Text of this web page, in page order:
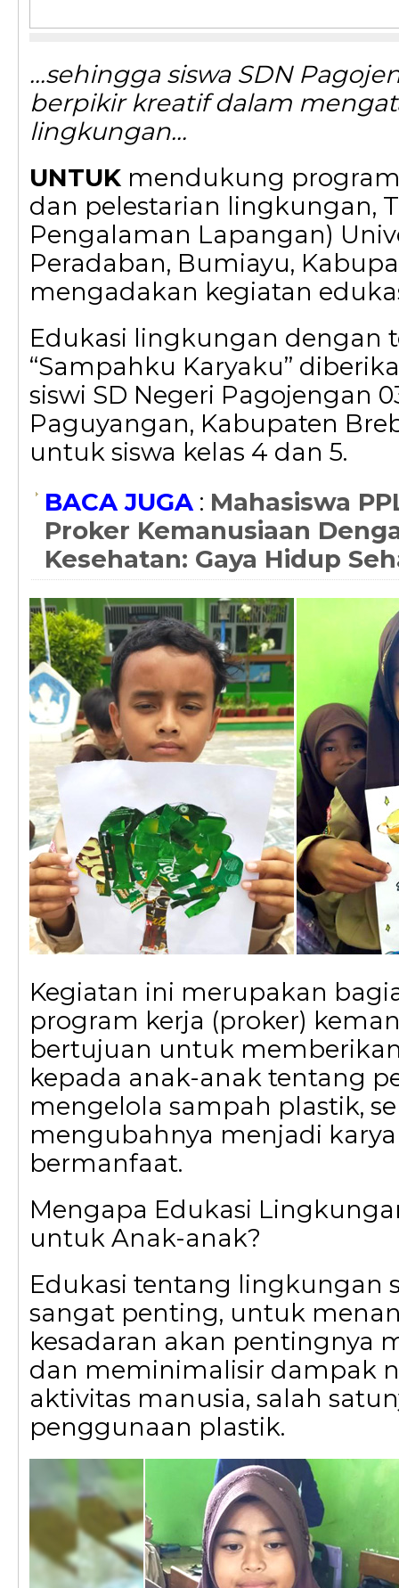
…sehingga siswa SDN
berpikir kreatif dalam
lingkungan…
UNTUK mendukung
dan pelestarian lingkungan,
Pengalaman Lapangan)
Peradaban, Bumiayu,
mengadakan kegiatan
Edukasi lingkungan dengan
“Sampahku Karyaku”
siswi SD Negeri Pagojengan
Paguyangan, Kabupaten
untuk siswa kelas 4 dan 5.
BACA JUGA: Mahasiswa
Proker Kemanusiaan
Kesehatan: Gaya Hidup
Kegiatan ini merupakan
program kerja (proker)
bertujuan untuk
kepada anak-anak tentang
mengelola sampah plastik,
mengubahnya menjadi
bermanfaat.
Mengapa Edukasi
untuk Anak-anak?
Edukasi tentang lingkungan
sangat penting, untuk
kesadaran akan pentingnya
dan meminimalisir dampak
aktivitas manusia, salah
penggunaan plastik.